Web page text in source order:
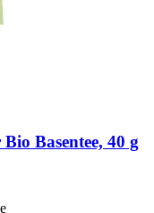
Bio Basentee, 40 g